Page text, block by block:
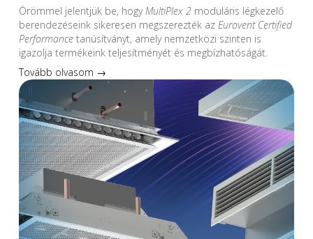
Örömmel jelentjük be, hogyMultiPlex 2moduláris légkezelő
berendezéseink sikeresen megszerezték az Eurovent Certified
Performancetanúsítványt, amely nemzetközi szinten is
igazolja termékeink teljesítményét és megbízhatóságát.
Tovább olvasom →